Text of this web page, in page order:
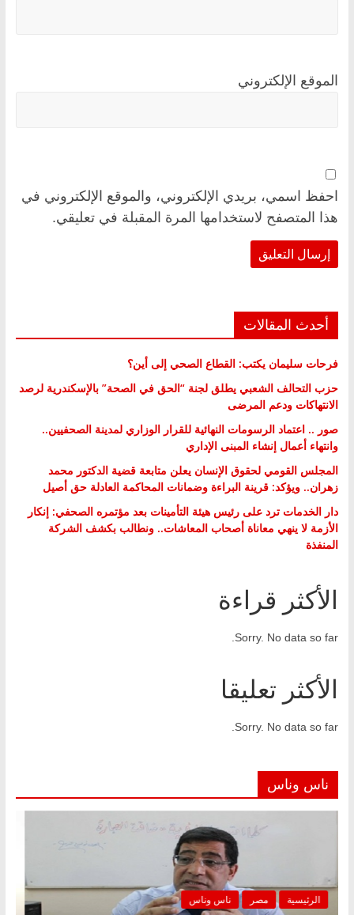
الموقع الإلكتروني
احفظ اسمي، بريدي الإلكتروني، والموقع الإلكتروني في
هذا المتصفح لاستخدامها المرة المقبلة في تعليقي.
أحدث المقالات
فرحات سليمان يكتب: القطاع الصحي إلى أين؟
حزب التحالف الشعبي يطلق لجنة “الحق في الصحة” بالإسكندرية لرصد
الانتهاكات ودعم المرضى
صور .. اعتماد الرسومات النهائية للقرار الوزاري لمدينة الصحفيين..
وانتهاء أعمال إنشاء المبنى الإداري
المجلس القومي لحقوق الإنسان يعلن متابعة قضية الدكتور محمد
زهران.. ويؤكد: قرينة البراءة وضمانات المحاكمة العادلة حق أصيل
دار الخدمات ترد على رئيس هيئة التأمينات بعد مؤتمره الصحفي: إنكار
الأزمة لا ينهي معاناة أصحاب المعاشات.. ونطالب بكشف الشركة
المنفذة
الأكثر قراءة
Sorry. No data so far.
الأكثر تعليقا
Sorry. No data so far.
ناس وناس
الرئيسية مصر ناس وناس